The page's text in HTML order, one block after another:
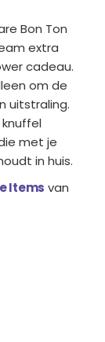
Bon Ton
extra
cadeau.
om de
uitstraling.
met je
in huis.
Items van